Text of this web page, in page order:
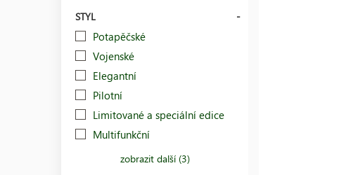
STYL
Potapěčské
Vojenské
Elegantní
Pilotní
Limitované a speciální edice
Multifunkční
zobrazit další (3)